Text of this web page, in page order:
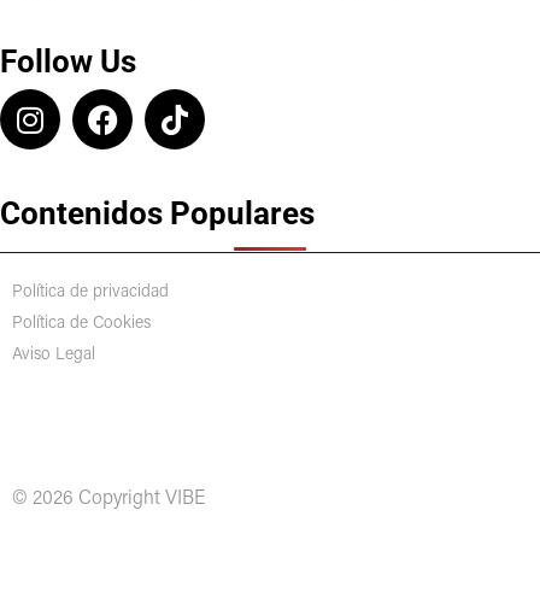
Follow Us
Contenidos Populares
Política de privacidad
Política de Cookies
Aviso Legal
© 2026 Copyright VIBE